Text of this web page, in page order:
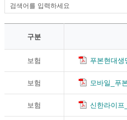
구분
보험 푸본현대생
보험 모바일_푸
보험 신한라이프